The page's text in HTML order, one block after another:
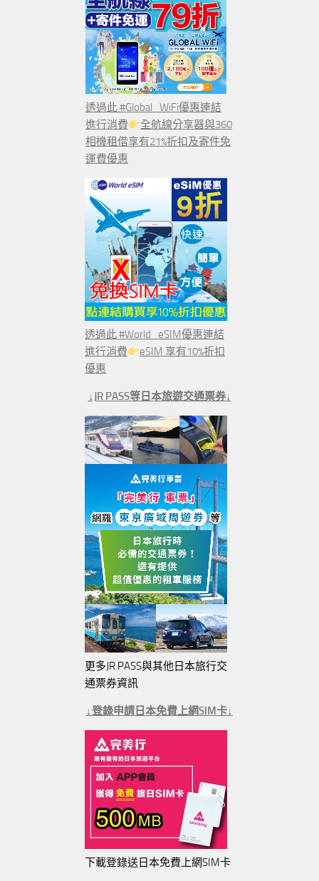
透過此 #Global_WiFi優惠連結
進行消費
全航線分享器與360
相機租借享有21%折扣及寄件免
運費優惠
透過此 #World_eSIM優惠連結
進行消費
eSIM 享有10%折扣
優惠
↓JR PASS等日本旅遊交通票券↓
更多JR PASS與其他日本旅行交
通票券資訊
↓登錄申請日本免費上網SIM卡↓
下載登錄送日本免費上網SIM卡